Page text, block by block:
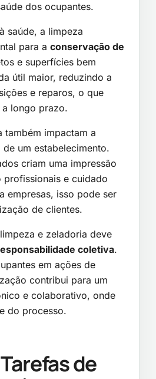
dos ocupantes.
saúde, a limpeza
para a conservação de
e superfícies bem
útil maior, reduzindo a
e reparos, o que
a longo prazo.
também impactam a
de um estabelecimento.
criam uma impressão
profissionais e cuidado
empresas, isso pode ser
de clientes.
e zeladoria deve
coletiva.
em ações de
contribui para um
e colaborativo, onde
do processo.
de